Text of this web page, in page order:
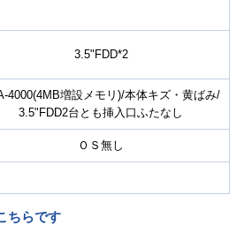
3.5"FDD*2
4000(4MB増設メモリ)/本体キズ・黄ばみ/
3.5"FDD2台とも挿入口ふたなし
ＯＳ無し
ちらです